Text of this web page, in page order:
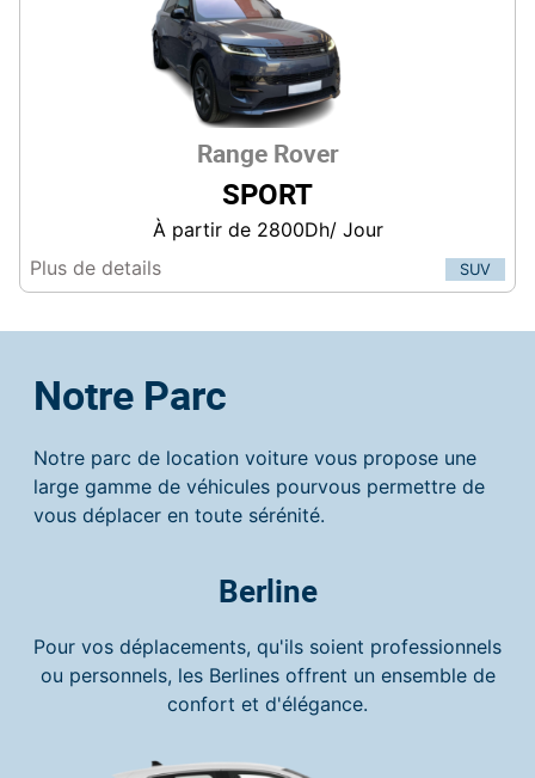
Range Rover
SPORT
À partir de 2800Dh/ Jour
Plus de details
SUV
Notre Parc
Notre parc de location voiture vous propose une
large gamme de véhicules pourvous permettre de
vous déplacer en toute sérénité.
Berline
Pour vos déplacements, qu'ils soient professionnels
ou personnels, les Berlines offrent un ensemble de
confort et d'élégance.